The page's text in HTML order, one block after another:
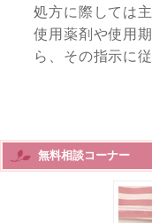
処方に際しては
使用薬剤や使用
ら、その指示に
無料相談コーナー